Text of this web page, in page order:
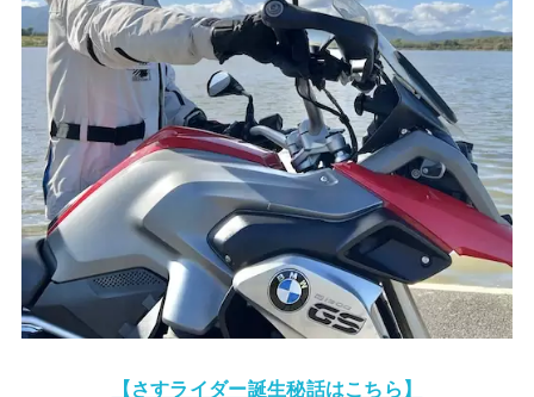
【さすライダー誕生秘話はこちら】